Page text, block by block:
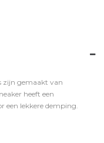
zijn gemaakt van
heeft een
een lekkere demping.